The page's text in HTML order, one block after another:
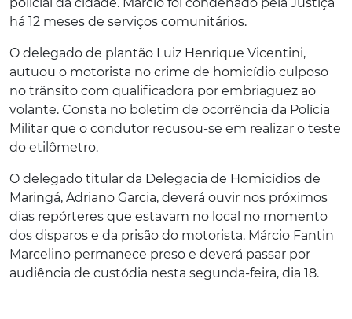
há 12 meses de serviços comunitários.
O delegado de plantão Luiz Henrique Vicentini,
autuou o motorista no crime de homicídio culposo
no trânsito com qualificadora por embriaguez ao
volante. Consta no boletim de ocorrência da Polícia
Militar que o condutor recusou-se em realizar o teste
do etilômetro.
O delegado titular da Delegacia de Homicídios de
Maringá, Adriano Garcia, deverá ouvir nos próximos
dias repórteres que estavam no local no momento
dos disparos e da prisão do motorista. Márcio Fantin
Marcelino permanece preso e deverá passar por
audiência de custódia nesta segunda-feira, dia 18.